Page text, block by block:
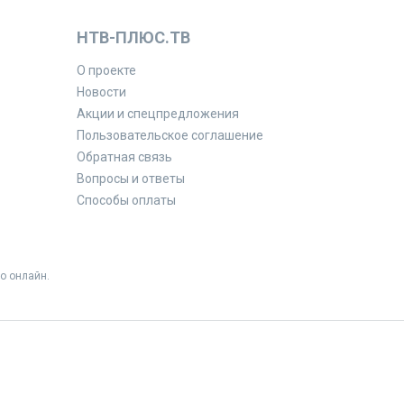
НТВ-ПЛЮС.ТВ
О проекте
Новости
Акции и спецпредложения
Пользовательское соглашение
Обратная связь
Вопросы и ответы
Способы оплаты
онлайн.